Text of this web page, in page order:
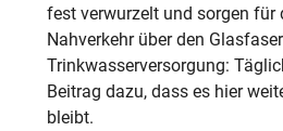
fest verwurzelt und ​​sorgen für
Nahverkehr über den
Trinkwasserversorgung:
Beitrag dazu, dass es hier
bleibt.